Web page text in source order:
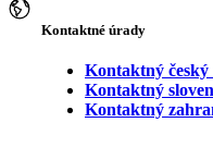
Kontaktné úrady
Kontaktný
Kontaktný
Kontaktný